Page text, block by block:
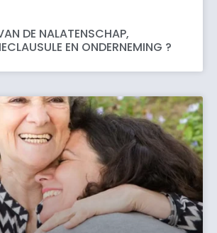
DE NALATENSCHAP,
EN ONDERNEMING ?